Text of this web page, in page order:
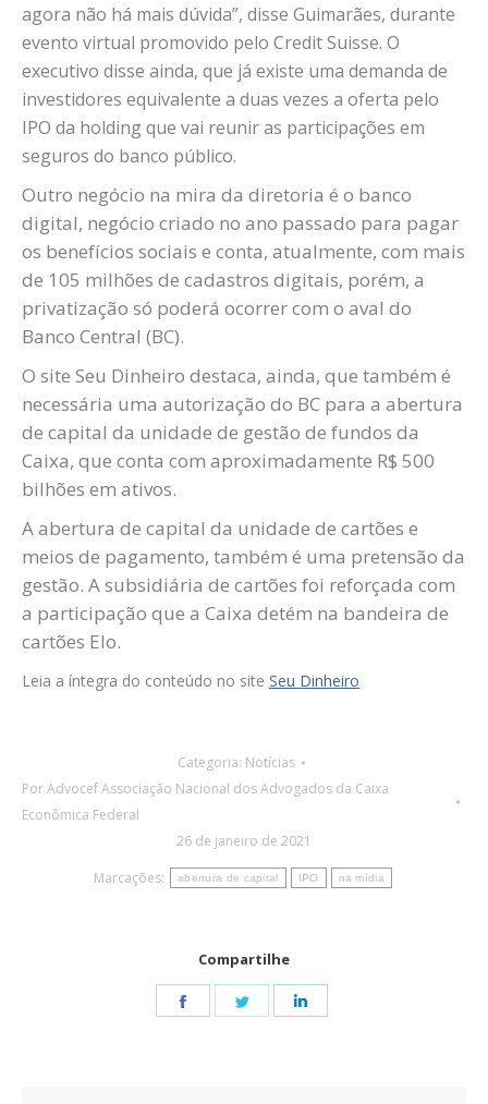
agora não há mais dúvida”, disse Guimarães, durante
evento virtual promovido pelo Credit Suisse. O
executivo disse ainda, que já existe uma demanda de
investidores equivalente a duas vezes a oferta pelo
IPO da holding que vai reunir as participações em
seguros do banco público.
Outro negócio na mira da diretoria é o banco
digital, negócio criado no ano passado para pagar
os benefícios sociais e conta, atualmente, com mais
de 105 milhões de cadastros digitais, porém, a
privatização só poderá ocorrer com o aval do
Banco Central (BC).
O site Seu Dinheiro destaca, ainda, que também é
necessária uma autorização do BC para a abertura
de capital da unidade de gestão de fundos da
Caixa, que conta com aproximadamente R$ 500
bilhões em ativos.
A abertura de capital da unidade de cartões e
meios de pagamento, também é uma pretensão da
gestão. A subsidiária de cartões foi reforçada com
a participação que a Caixa detém na bandeira de
cartões Elo.
Leia a íntegra do conteúdo no site Seu Dinheiro
Categoria: Notícias
PorAdvocef Associação Nacional dos Advogados da Caixa
Econômica Federal
26 de janeiro de 2021
Marcações:
abertura de capital IPO na mídia
Compartilhe
Share
Share